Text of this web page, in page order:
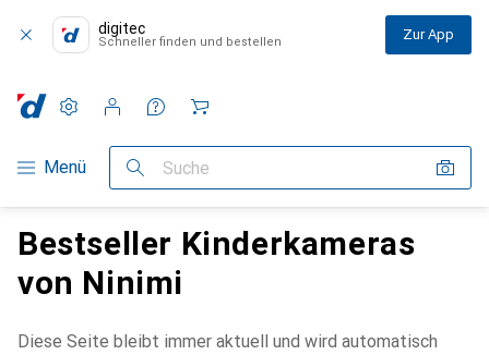
digitec
Schneller finden und bestellen Zur App
Navigation nach Kategorien
Menü Suche
Einstellungen
Kundenkonto
Vergleichslisten
Merklisten
Warenkorb
Bestseller Kinderkameras
von Ninimi
Diese Seite bleibt immer aktuell und wird automatisch